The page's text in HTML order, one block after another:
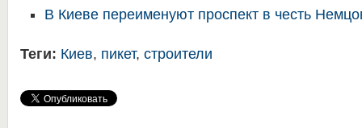
В Киеве переименуют проспект в честь
Теги: Киев, пикет, строители